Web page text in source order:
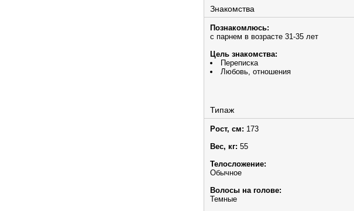
Знакомства
Познакомлюсь:
с парнем в возрасте 31-35 лет
Цель знакомства:
Переписка
Любовь, отношения
Типаж
Рост, см: 173
Вес, кг: 55
Телосложение:
Обычное
Волосы на голове:
Темные